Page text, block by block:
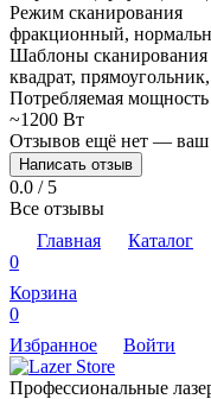
Режим сканирования
фракционный,
Шаблоны сканирования
квадрат,
Потребляемая мощность
~1200 Вт
Отзывов ещё нет — ваш
Написать отзыв
0.0 / 5
Все отзывы
Главная
Каталог
0
Корзина
0
Избранное
Войти
Профессиональные